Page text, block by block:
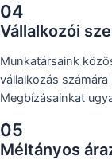
04
Vállalkozói
Munkatársaink
vállalkozás
Megbízásainkat
05
Méltányos